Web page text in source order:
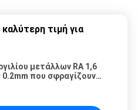
τιμή για
μετάλλων RA 1,6
0.2mm που σφραγίζουν